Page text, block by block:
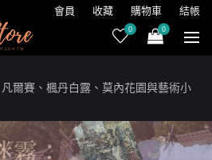
會員 收藏 購物車 結帳
0 0
凡爾賽、楓丹白露、莫內花園與藝術小